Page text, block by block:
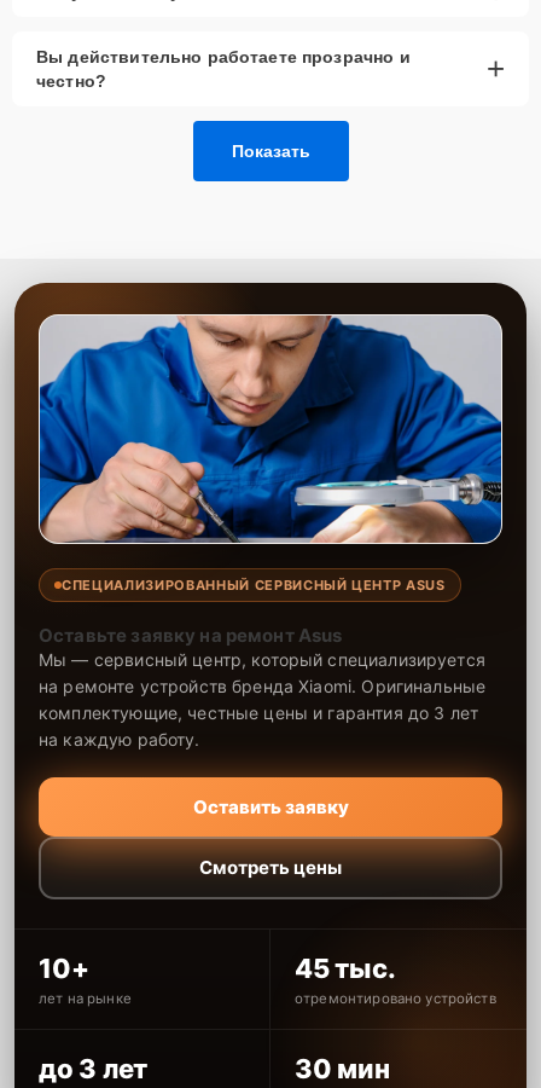
Вы действительно работаете прозрачно и
честно?
+
Показать
СПЕЦИАЛИЗИРОВАННЫЙ СЕРВИСНЫЙ ЦЕНТР ASUS
Оставьте заявку на ремонт Asus
Мы — сервисный центр, который специализируется
на ремонте устройств бренда Xiaomi. Оригинальные
комплектующие, честные цены и гарантия до 3 лет
на каждую работу.
Оставить заявку
Смотреть цены
10+
лет на рынке
45 тыс.
отремонтировано устройств
до 3 лет 30 мин